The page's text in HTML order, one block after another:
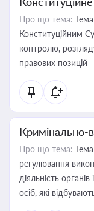
Про що тема:
Конституційним
контролю,
правових позицій
Кримінально-
Про що тема:
регулювання
діяльність
осіб, які